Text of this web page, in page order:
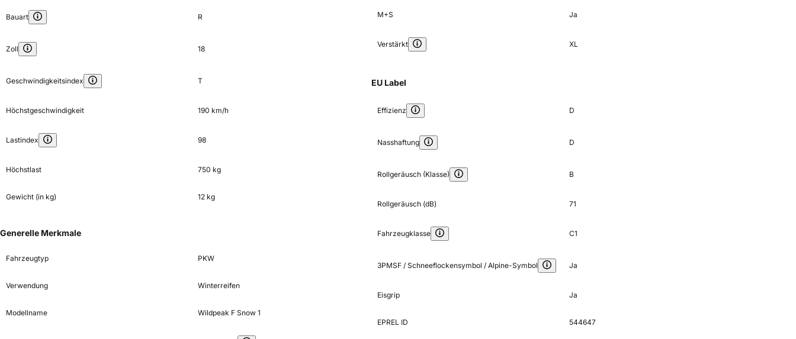
Bauart R
Zoll 18
Geschwindigkeitsindex T
Höchstgeschwindigkeit 190 km/h
Lastindex 98
Höchstlast 750 kg
Gewicht (in kg) 12 kg
Generelle Merkmale
Fahrzeugtyp PKW
Verwendung Winterreifen
Modellname Wildpeak F Snow 1
M+S Ja
Verstärkt XL
EU Label
Effizienz D
Nasshaftung D
Rollgeräusch (Klasse) B
Rollgeräusch (dB) 71
Fahrzeugklasse C1
3PMSF / Schneeflockensymbol / Alpine-Symbol Ja
Eisgrip Ja
EPREL ID 544647